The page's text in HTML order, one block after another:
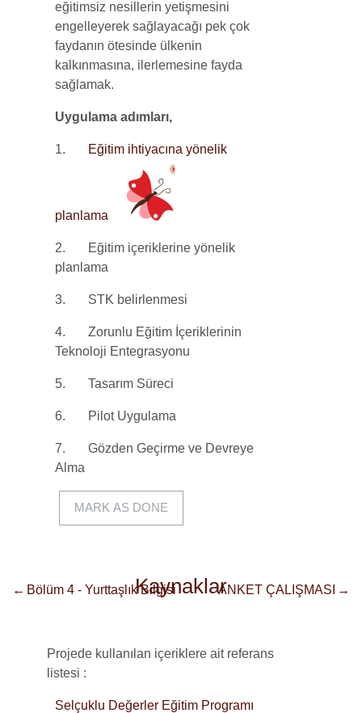
eğitimsiz nesillerin yetişmesini
engelleyerek sağlayacağı pek çok
faydanın ötesinde ülkenin
kalkınmasına, ilerlemesine fayda
sağlamak.
Uygulama adımları,
1. Eğitim ihtiyacına yönelik
planlama
2.
Eğitim içeriklerine yönelik
planlama
3. STK belirlenmesi
4. Zorunlu Eğitim İçeriklerinin
Teknoloji Entegrasyonu
5.Tasarım Süreci
6. Pilot Uygulama
7.Gözden Geçirme ve Devreye
Alma
MARK AS DONE
← Bölüm 4 - Yurttaşlık Bilgisi ANKET ÇALIŞMASI →
Kaynaklar
Projede kullanılan içeriklere ait referans
listesi :
Selçuklu Değerler Eğitim Programı